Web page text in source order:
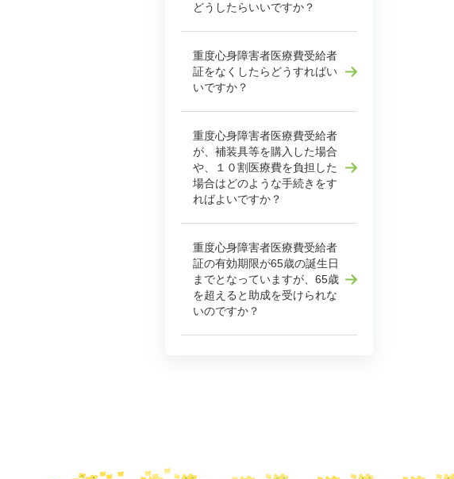
どうしたらいいですか？
重度心身障害者医療費受給者
証をなくしたらどうすればい
いですか？
重度心身障害者医療費受給者
が、補装具等を購入した場合
や、１０割医療費を負担した
場合はどのような手続きをす
ればよいですか？
重度心身障害者医療費受給者
証の有効期限が65歳の誕生日
までとなっていますが、65歳
を超えると助成を受けられな
いのですか？